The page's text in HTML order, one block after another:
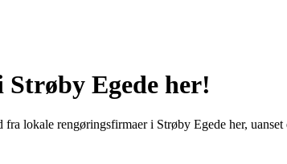
Egede her!
lokale rengøringsfirmaer i Strøby Egede her,